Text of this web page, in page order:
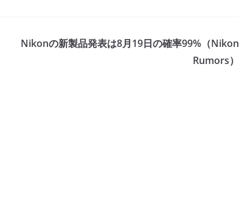
Nikonの新製品発表は8月19日の確率99%（Nikon
Rumors）